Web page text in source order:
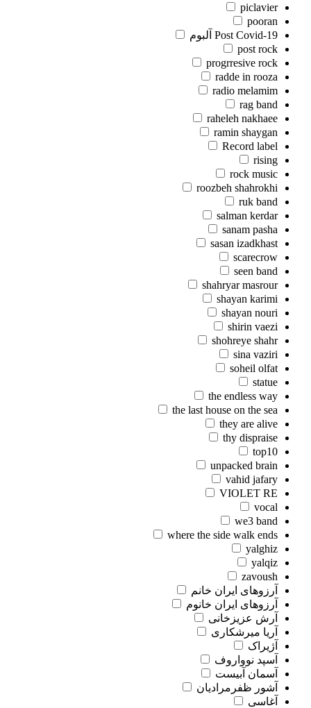
piclavier
pooran
Post Covid-19 آلبوم
post rock
progrresive rock
radde in rooza
radio melamim
rag band
raheleh nakhaee
ramin shaygan
Record label
rising
rock music
roozbeh shahrokhi
ruk band
salman kerdar
sanam pasha
sasan izadkhast
scarecrow
seen band
shahryar masrour
shayan karimi
shayan nouri
shirin vaezi
shohreye shahr
sina vaziri
soheil olfat
statue
the endless way
the last house on the sea
they are alive
thy dispraise
top10
unpacked brain
vahid jafary
VIOLET RE
vocal
we3 band
where the side walk ends
yalghiz
yalqiz
zavoush
آرزوهای ایران خانم
آرزوهای ایران خانوم
آرش عزیزخانی
آریا میرشکاری
آژیراک
آسپد نوواروف
آسمان آبیست
آشور ظفرمرادیان
آغاسی